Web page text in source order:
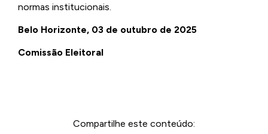
normas institucionais.
Belo Horizonte, 03 de outubro de 2025
Comissão Eleitoral
Compartilhe este conteúdo: